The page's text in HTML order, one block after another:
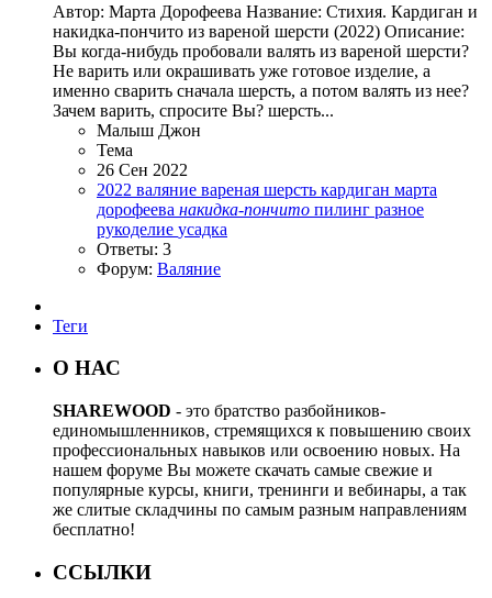
Автор: Марта Дорофеева Название: Стихия. Кардиган и
накидка-пончито из вареной шерсти (2022) Описание:
Вы когда-нибудь пробовали валять из вареной шерсти?
Не варить или окрашивать уже готовое изделие, а
именно сварить сначала шерсть, а потом валять из нее?
Зачем варить, спросите Вы? шерсть...
Малыш Джон
Тема
26 Сен 2022
2022 валяние вареная шерсть кардиган марта
дорофеева накидка-пончито пилинг разное
рукоделие усадка
Ответы: 3
Форум: Валяние
Теги
О НАС
SHAREWOOD - это братство разбойников-
единомышленников, стремящихся к повышению своих
профессиональных навыков или освоению новых. На
нашем форуме Вы можете скачать самые свежие и
популярные курсы, книги, тренинги и вебинары, а так
же слитые складчины по самым разным направлениям
бесплатно!
ССЫЛКИ